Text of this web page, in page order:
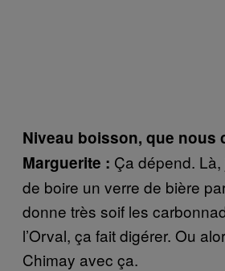
Niveau boisson, que nous
Marguerite : Ça dépend. Là,
de boire un verre de bière
donne très soif les
l’Orval, ça fait digérer. Ou
Chimay avec ça.